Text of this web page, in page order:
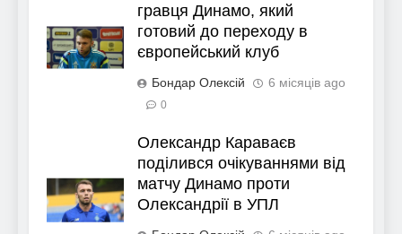
гравця Динамо, який
готовий до переходу в
європейський клуб
Бондар Олексій 6 місяців ago
0
Олександр Караваєв
поділився очікуваннями від
матчу Динамо проти
Олександрії в УПЛ